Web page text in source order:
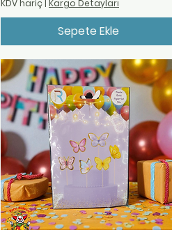
KDV hariç | Kargo Detayları
Sepete Ekle